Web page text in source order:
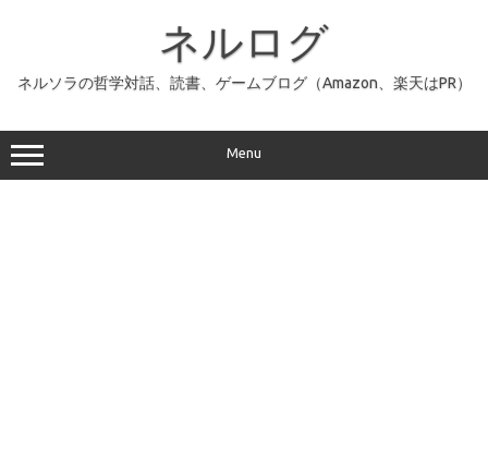
ッ
プ
ネルログ
ネルソラの哲学対話、読書、ゲームブログ（Amazon、楽天はPR）
Menu